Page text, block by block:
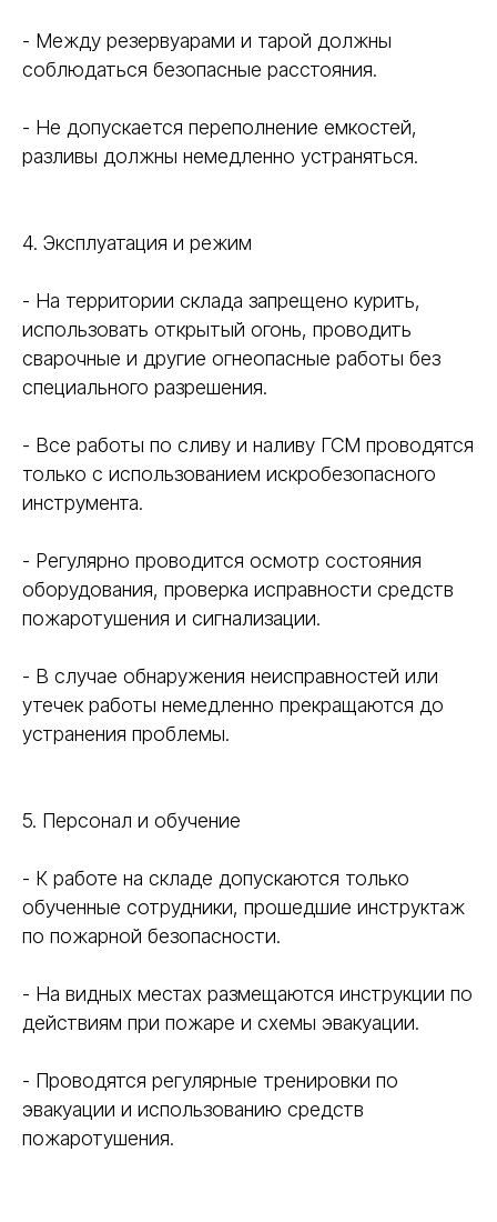
- Между резервуарами и тарой должны
соблюдаться безопасные расстояния.
- Не допускается переполнение емкостей,
разливы должны немедленно устраняться.
4. Эксплуатация и режим
- На территории склада запрещено курить,
использовать открытый огонь, проводить
сварочные и другие огнеопасные работы без
специального разрешения.
- Все работы по сливу и наливу ГСМ проводятся
только с использованием искробезопасного
инструмента.
- Регулярно проводится осмотр состояния
оборудования, проверка исправности средств
пожаротушения и сигнализации.
- В случае обнаружения неисправностей или
утечек работы немедленно прекращаются до
устранения проблемы.
5. Персонал и обучение
- К работе на складе допускаются только
обученные сотрудники, прошедшие инструктаж
по пожарной безопасности.
- На видных местах размещаются инструкции по
действиям при пожаре и схемы эвакуации.
- Проводятся регулярные тренировки по
эвакуации и использованию средств
пожаротушения.